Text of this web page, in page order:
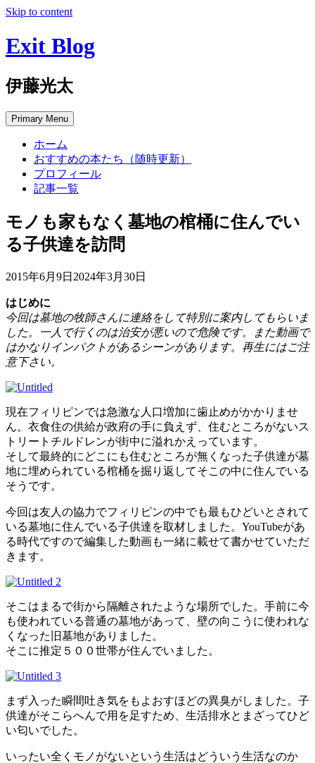
Skip to content
Exit Blog
伊藤光太
Primary Menu
ホーム
おすすめの本たち（随時更新）
プロフィール
記事一覧
モノも家もなく墓地の棺桶に住んでい
る子供達を訪問
2015年6月9日 2024年3月30日
はじめに
今回は墓地の牧師さんに連絡をして特別に案内してもらいま
した。一人で行くのは治安が悪いので危険です。また動画で
はかなりインパクトがあるシーンがあります。再生にはご注
意下さい。
現在フィリピンでは急激な人口増加に歯止めがかかりませ
ん。衣食住の供給が政府の手に負えず、住むところがないス
トリートチルドレンが街中に溢れかえっています。
そして最終的にどこにも住むところが無くなった子供達が墓
地に埋められている棺桶を掘り返してそこの中に住んでいる
そうです。
今回は友人の協力でフィリピンの中でも最もひどいとされて
いる墓地に住んでいる子供達を取材しました。YouTubeがあ
る時代ですので編集した動画も一緒に載せて書かせていただ
きます。
そこはまるで街から隔離されたような場所でした。手前に今
も使われている普通の墓地があって、壁の向こうに使われな
くなった旧墓地がありました。
そこに推定５００世帯が住んでいました。
まず入った瞬間吐き気をもよおすほどの異臭がしました。子
供達がそこらへんで用を足すため、生活排水とまざってひど
い匂いでした。
いったい全くモノがないという生活はどういう生活なのか